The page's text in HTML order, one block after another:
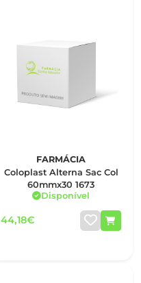
FARMÁCIA
Coloplast Alterna Sac Col
60mmx30 1673
Disponível
44,18€